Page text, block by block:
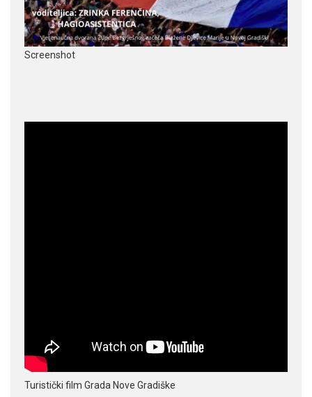
Screenshot
Turistički film Grada Nove Gradiške